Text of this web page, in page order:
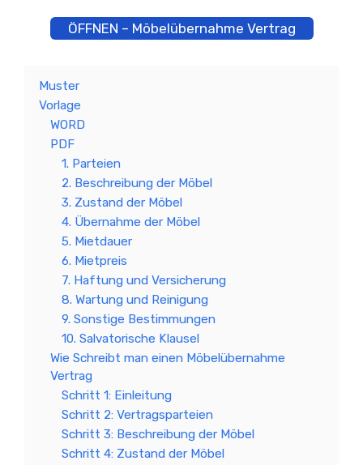
ÖFFNEN – Möbelübernahme Vertrag
Muster
Vorlage
WORD
PDF
1. Parteien
2. Beschreibung der Möbel
3. Zustand der Möbel
4. Übernahme der Möbel
5. Mietdauer
6. Mietpreis
7. Haftung und Versicherung
8. Wartung und Reinigung
9. Sonstige Bestimmungen
10. Salvatorische Klausel
Wie Schreibt man einen Möbelübernahme
Vertrag
Schritt 1: Einleitung
Schritt 2: Vertragsparteien
Schritt 3: Beschreibung der Möbel
Schritt 4: Zustand der Möbel